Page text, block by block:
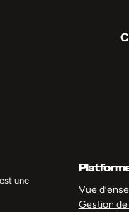
une
Vue
Gestion